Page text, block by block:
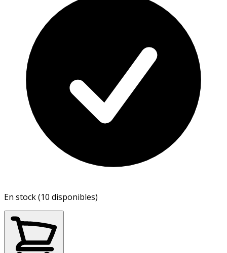
En stock (10 disponibles)